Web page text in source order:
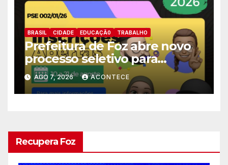
BRASIL CIDADE EDUCAÇÃ0 TRABALHO
Prefeitura de Foz abre novo
processo seletivo para
estagiários
AGO 7, 2026 ACONTECE
Recupera Foz